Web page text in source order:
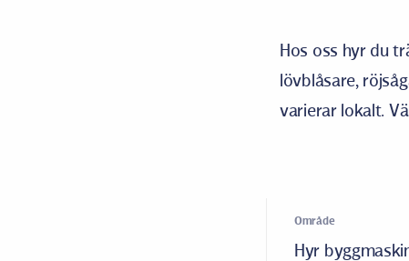
Hos oss hyr du
lövblåsare,
varierar lokalt.
Område
Hyr